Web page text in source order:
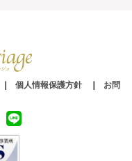
個人情報保護方針
お問